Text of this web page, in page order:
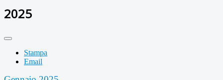
2025
Stampa
Email